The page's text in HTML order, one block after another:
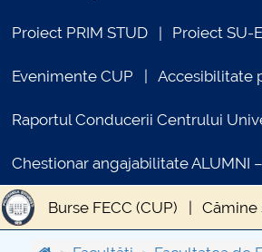
Proiect PRIM STUD Proiect SU-
Evenimente CUP Accesibilitate
Raportul Conducerii Centrului
Chestionar angajabilitate ALUMNI
Burse FECC (CUP) Cămine